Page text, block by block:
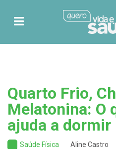
Quarto Frio,
Melatonina: O
ajuda a dormir
Saúde Física Aline Castro